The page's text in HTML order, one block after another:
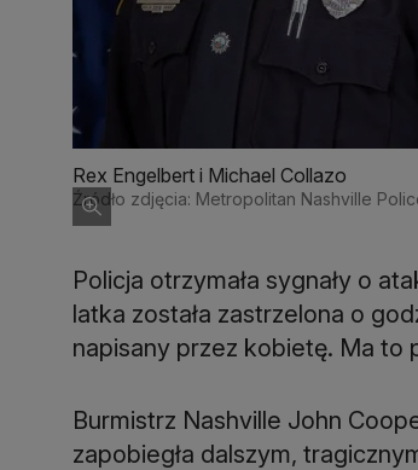
Rex Engelbert i Michael Collazo
Źródło zdjęcia: Metropolitan Nashville
Policja otrzymała sygnały o
latka została zastrzelona o
napisany przez kobietę. Ma to
Burmistrz Nashville John
zapobiegła dalszym,